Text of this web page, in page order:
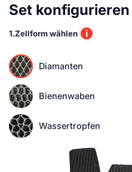
Set konfigurieren
1.Zellform wählen i
Diamanten
Bienenwaben
Wassertropfen